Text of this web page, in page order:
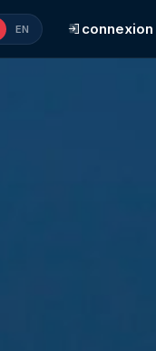
EN connexion